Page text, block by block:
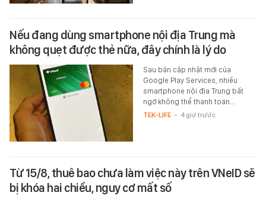
Nếu đang dùng smartphone nội địa Trung mà
không quẹt được thẻ nữa, đây chính là lý do
Sau bản cập nhật mới của
Google Play Services, nhiều
smartphone nội địa Trung bất
ngờ không thể thanh toán…
TEK-LIFE - 4 giờ trước
Từ 15/8, thuê bao chưa làm việc này trên VNeID sẽ
bị khóa hai chiều, nguy cơ mất số